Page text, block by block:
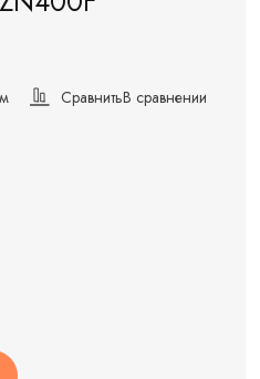
СравнитьВ сравнении